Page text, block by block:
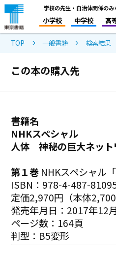
学校の先生・自治体関係のみ
小学校 中学校 高
TOP 一般書籍 検索結果
この本の購入先
書籍名
NHKスペシャル
人体 神秘の巨大ネット
第１巻 NHKスペシャル
ISBN：978-4-487-
定価2,970円（本体2,700
発売年月日：2017年12
ページ数：164頁
判型：B5変形